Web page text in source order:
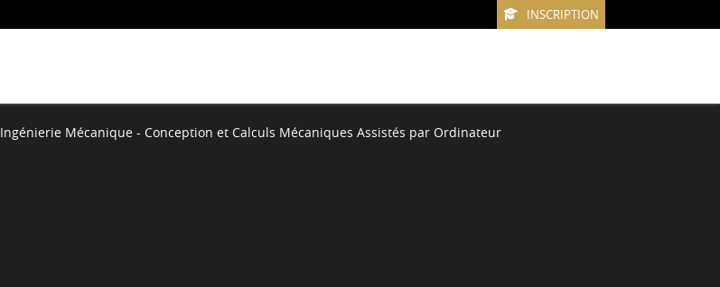
INSCRIPTION
Ingénierie Mécanique - Conception et Calculs Mécaniques Assistés par Ordinateur